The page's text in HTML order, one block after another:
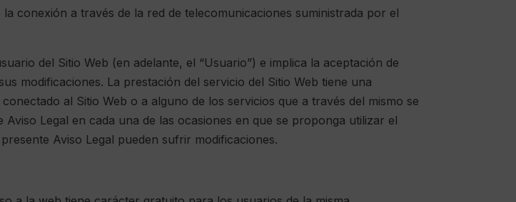
conexión a través de la red de telecomunicaciones suministrada por el
del Sitio Web (en adelante, el “Usuario”) e implica la aceptación de
modificaciones. La prestación del servicio del Sitio Web tiene una
al Sitio Web o a alguno de los servicios que a través del mismo se
Legal en cada una de las ocasiones en que se proponga utilizar el
Aviso Legal pueden sufrir modificaciones.